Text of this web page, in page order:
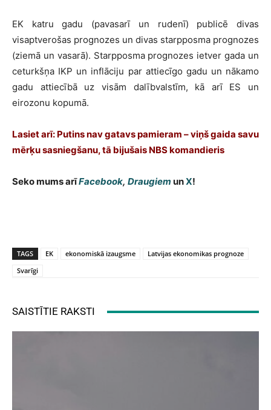
EK katru gadu (pavasarī un rudenī) publicē divas
visaptverošas prognozes un divas starpposma prognozes
(ziemā un vasarā). Starpposma prognozes ietver gada un
ceturkšņa IKP un inflāciju par attiecīgo gadu un nākamo
gadu attiecībā uz visām dalībvalstīm, kā arī ES un
eirozonu kopumā.
Lasiet arī: Putins nav gatavs pamieram – viņš gaida savu
mērķu sasniegšanu, tā bijušais NBS komandieris
Seko mums arīFacebook, Draugiem unX!
TAGS EK ekonomiskā izaugsme
Latvijas ekonomikas prognoze
Svarīgi
SAISTĪTIE RAKSTI